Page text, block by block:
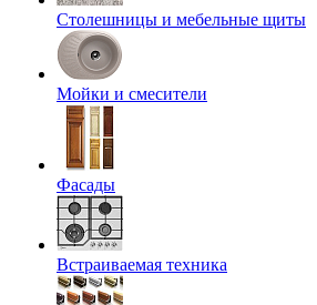
Столешницы и мебельные щиты
Мойки и смесители
Фасады
Встраиваемая техника